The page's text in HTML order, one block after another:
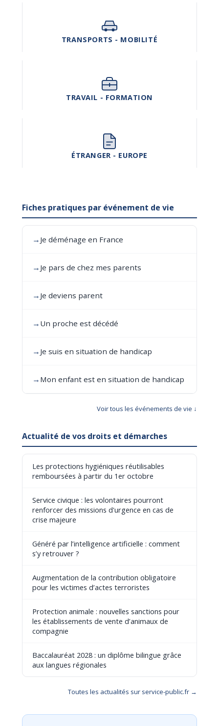
TRANSPORTS - MOBILITÉ
TRAVAIL - FORMATION
ÉTRANGER - EUROPE
Fiches pratiques par événement de vie
→ Je déménage en France
→ Je pars de chez mes parents
→ Je deviens parent
→ Un proche est décédé
→ Je suis en situation de handicap
→ Mon enfant est en situation de handicap
Voir tous les événements de vie ↓
Actualité de vos droits et démarches
Les protections hygiéniques réutilisables
remboursées à partir du 1er octobre
Service civique : les volontaires pourront
renforcer des missions d'urgence en cas de
crise majeure
Généré par l’intelligence artificielle : comment
s’y retrouver ?
Augmentation de la contribution obligatoire
pour les victimes d’actes terroristes
Protection animale : nouvelles sanctions pour
les établissements de vente d’animaux de
compagnie
Baccalauréat 2028 : un diplôme bilingue grâce
aux langues régionales
Toutes les actualités sur service-public.fr →